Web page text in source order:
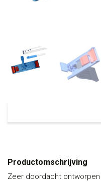
Productomschrijving
Zeer doordacht